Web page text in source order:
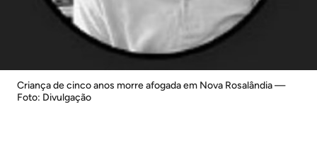
Criança de cinco anos morre afogada em Nova Rosalândia —
Foto: Divulgação